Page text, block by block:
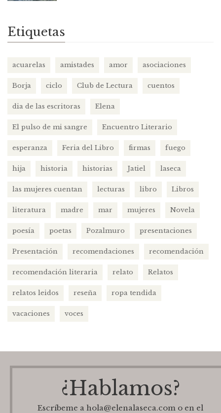
Etiquetas
acuarelas amistades amor asociaciones
Borja ciclo Club de Lectura cuentos
dia de las escritoras Elena
El pulso de mi sangre Encuentro Literario
esperanza Feria del Libro firmas fuego
hija historia historias Jatiel laseca
las mujeres cuentan lecturas libro Libros
literatura madre mar mujeres Novela
poesía poetas Pozalmuro presentaciones
Presentación recomendaciones recomendación
recomendación literaria relato Relatos
relatos leidos reseña ropa tendida
vacaciones voces
¿Hablamos?
Escríbeme a hola@elenalaseca.com o en el